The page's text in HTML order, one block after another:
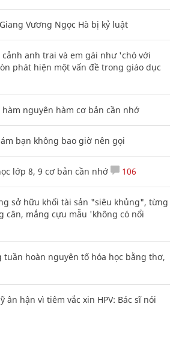
Vương Ngọc Hà bị kỷ luật
anh trai và em gái như 'chó với
phát hiện một vấn đề trong giáo dục
nguyên hàm cơ bản cần nhớ
bạn không bao giờ nên gọi
lớp 8, 9 cơ bản cần nhớ 106
sở hữu khối tài sản "siêu khủng", từng
cân, mắng cựu mẫu 'không có nổi
tuần hoàn nguyên tố hóa học bằng thơ,
ân hận vì tiêm vắc xin HPV: Bác sĩ nói